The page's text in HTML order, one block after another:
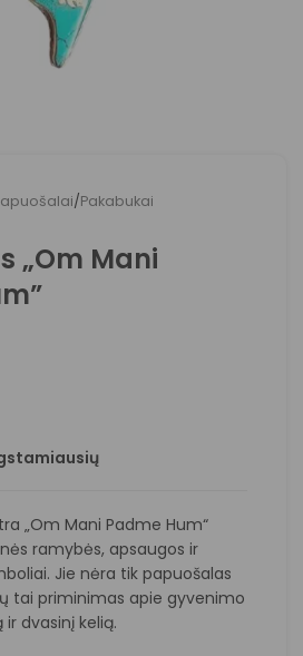
/Pakabukai
„Om Mani
„Om Mani Padme Hum“
ramybės, apsaugos ir
Jie nėra tik papuošalas
tai priminimas apie gyvenimo
dvasinį kelią.